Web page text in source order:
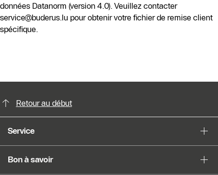
données Datanorm (version 4.0). Veuillez contacter
service@buderus.lu pour obtenir votre fichier de remise client
spécifique.
Retour au début
Service
Bon à savoir